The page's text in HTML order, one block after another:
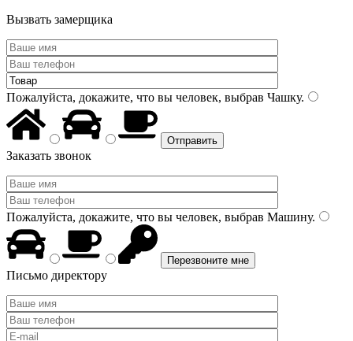
Вызвать замерщика
Пожалуйста, докажите, что вы человек, выбрав Чашку.
Заказать звонок
Пожалуйста, докажите, что вы человек, выбрав Машину.
Письмо директору